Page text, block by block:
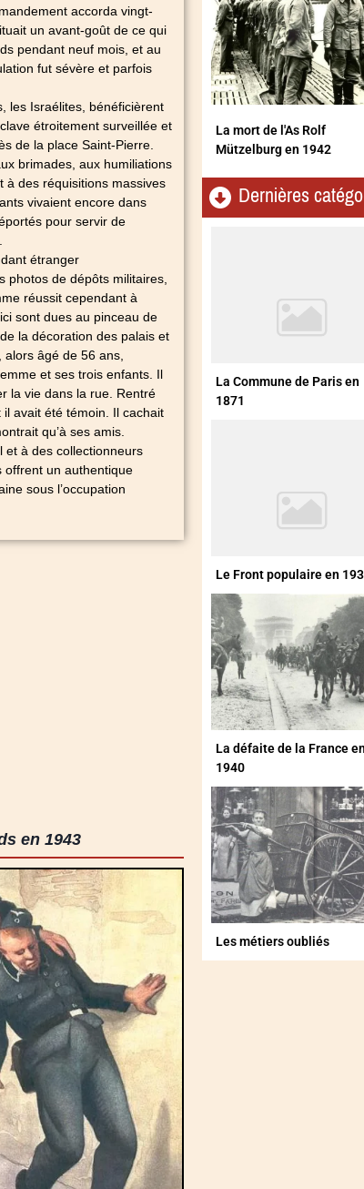
accorda vingt-
un avant-goût de ce qui
pendant neuf mois, et au
fut sévère et parfois
les Israélites, bénéficièrent
étroitement surveillée et
de la place Saint-Pierre.
brimades, aux humiliations
à des réquisitions massives
vivaient encore dans
pour servir de
étranger
photos de dépôts militaires,
réussit cependant à
sont dues au pinceau de
la décoration des palais et
alors âgé de 56 ans,
et ses trois enfants. Il
la vie dans la rue. Rentré
avait été témoin. Il cachait
qu’à ses amis.
et à des collectionneurs
offrent un authentique
sous l’occupation
en 1943
La mort de l'As Rolf
Mützelburg en 1942
Dernières
La Commune de Paris en
1871
Le Front populaire en
La défaite de la France en
1940
Les métiers oubliés